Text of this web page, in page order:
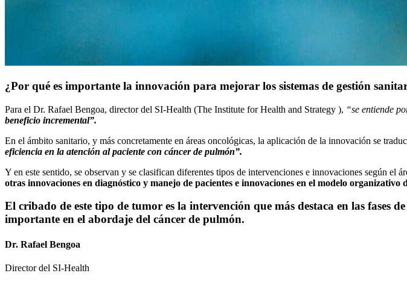
¿Por qué es importante la innovación para mejorar los sistemas de gestión
Para el Dr. Rafael Bengoa, director del SI-Health (The Institute for Health and Strategy ), “se entiende
beneficio incremental”.
En el ámbito sanitario, y más concretamente en áreas oncológicas, la aplicación de la innovación se
eficiencia en la atención al paciente con cáncer de pulmón”.
Y en este sentido, se observan y se clasifican diferentes tipos de intervenciones e innovaciones según el
otras innovaciones en diagnóstico y manejo de pacientes e innovaciones en el modelo organizativo
El cribado de este tipo de tumor es la intervención que más destaca en las fases
importante en el abordaje del cáncer de pulmón.
Dr. Rafael Bengoa
Director del SI-Health